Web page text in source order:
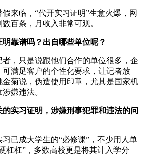
来临，“代开实习证明”生意火爆，网
百条，月收入非常可观。
明靠谱吗？出自哪些单位呢？
，只是说跟他们合作的单位很多，企
满足客户的个性化要求，让记者放
菊说，伪造使用印章，尤其是国家机
嫌违法。
实习证明，涉嫌刑事犯罪和违法的问
已成大学生的“必修课”，不少用人单
杠杠”，多数高校更是将其计入学分